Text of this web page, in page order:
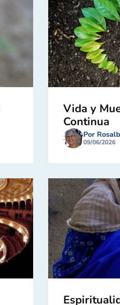
Vida y
Continua
Por
09/06/2026